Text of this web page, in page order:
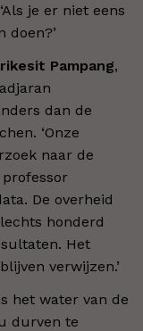
je er niet eens
doen?’
Pampang,
dan de
‘Onze
naar de
De overheid
honderd
Het
verwijzen.’
het water van de
durven te